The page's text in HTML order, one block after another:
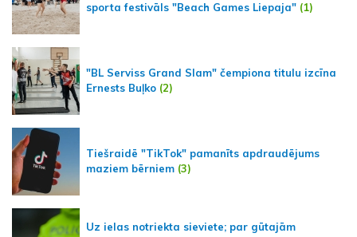
sporta festivāls "Beach Games Liepaja" (1)
"BL Serviss Grand Slam" čempiona titulu izcīna
Ernests Buļko (2)
Tiešraidē "TikTok" pamanīts apdraudējums
maziem bērniem (3)
Uz ielas notriekta sieviete; par gūtajām